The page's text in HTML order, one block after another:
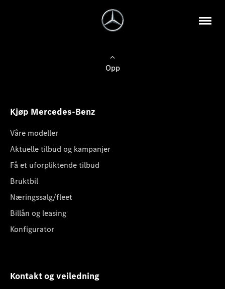
Opp
Kjøp Mercedes-Benz
Våre modeller
Aktuelle tilbud og kampanjer
Få et uforpliktende tilbud
Bruktbil
Næringssalg/fleet
Billån og leasing
Konfigurator
Kontakt og veiledning